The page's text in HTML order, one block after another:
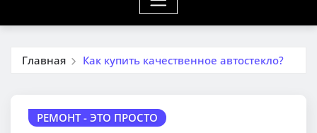
Главная Как купить качественное автостекло?
РЕМОНТ - ЭТО ПРОСТО